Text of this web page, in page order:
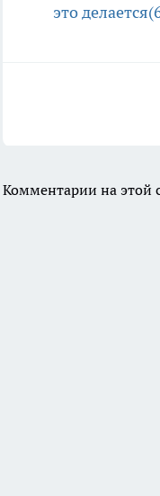
это
Комментарии на этой